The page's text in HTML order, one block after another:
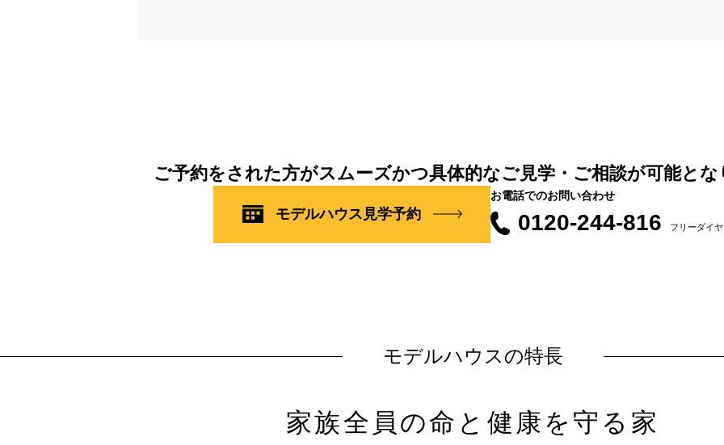
ご予約をされた方がスムーズかつ具体的なご見学・ご相談が可能とな
モデルハウス見学予約
お電話でのお問い合わせ
0120-244-816 フリーダイ
モデルハウスの特長
家族全員の命と健康を守る家